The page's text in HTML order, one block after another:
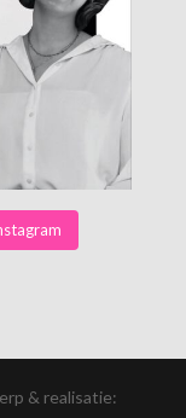
& realisatie: